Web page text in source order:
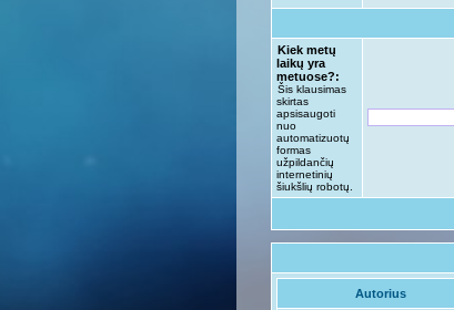
Kiek metų
laikų yra
metuose?:
Šis klausimas
skirtas
apsisaugoti
nuo
automatizuotų
formas
užpildančių
internetinių
šiukšlių robotų.
Autorius